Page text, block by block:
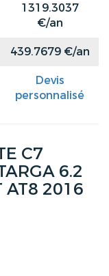
1319.3037
€/an
439.7679 €/an
Devis
personnalisé
C7
6.2
AT8 2016